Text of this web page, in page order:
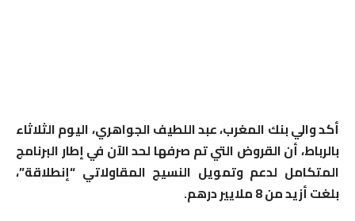
أكد والي بنك المغرب، عبد اللطيف الجواهري، اليوم الثلاثاء
بالرباط، أن القروض التي تم صرفها لحد الآن في إطار البرنامج
المتكامل لدعم وتمويل النسيج المقاولاتي “إنطلاقة”،
بلغت أزيد من 8 ملايير درهم.